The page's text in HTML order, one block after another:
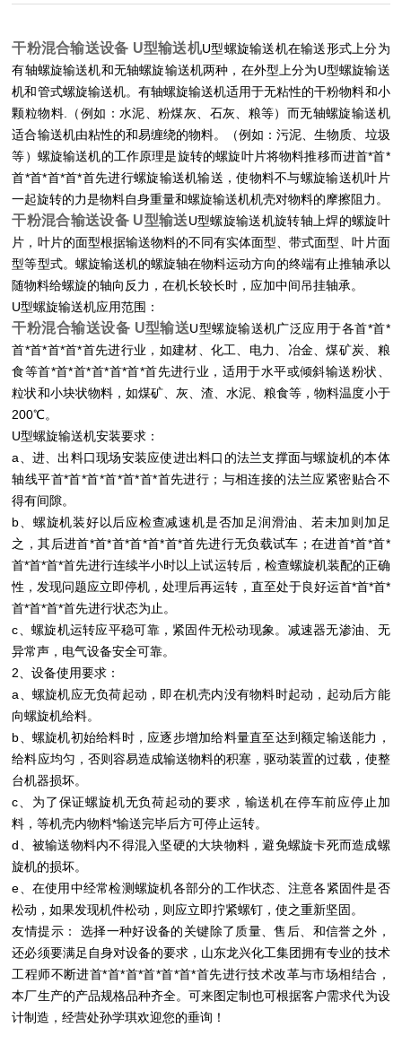
干粉混合输送设备 U型输送机U型螺旋输送机在输送形式上分为
有轴螺旋输送机和无轴螺旋输送机两种，在外型上分为U型螺旋输送
机和管式螺旋输送机。有轴螺旋输送机适用于无粘性的干粉物料和小
颗粒物料.（例如：水泥、粉煤灰、石灰、粮等）而无轴螺旋输送机
适合输送机由粘性的和易缠绕的物料。（例如：污泥、生物质、垃圾
等）螺旋输送机的工作原理是旋转的螺旋叶片将物料推移而进首*首*
首*首*首*首*首先进行螺旋输送机输送，使物料不与螺旋输送机叶片
一起旋转的力是物料自身重量和螺旋输送机机壳对物料的摩擦阻力。
干粉混合输送设备 U型输送U型螺旋输送机旋转轴上焊的螺旋叶
片，叶片的面型根据输送物料的不同有实体面型、带式面型、叶片面
型等型式。螺旋输送机的螺旋轴在物料运动方向的终端有止推轴承以
随物料给螺旋的轴向反力，在机长较长时，应加中间吊挂轴承。
U型螺旋输送机应用范围：
干粉混合输送设备 U型输送U型螺旋输送机广泛应用于各首*首*
首*首*首*首*首先进行业，​如建材、化工、电力、冶金、煤矿炭、粮
食等首*首*首*首*首*首*首先进行业，适用于水平或倾斜输送粉状、
粒状和小块状物料，如煤矿、灰、渣、水泥、粮食等，物料温度小于
200℃。
U型螺旋输送机安装要求：
a、进、出料口现场安装应使进出料口的法兰支撑面与螺旋机的本体
轴线平首*首*首*首*首*首*首先进行；与相连接的法兰应紧密贴合不
得有间隙。
b、螺旋机装好以后应检查减速机是否加足润滑油、若未加则加足
之，其后进首*首*首*首*首*首*首先进行无负载试车；在进首*首*首*
首*首*首*首先进行连续半小时以上试运转后，检查螺旋机装配的正确
性，发现问题应立即停机，处理后再运转，直至处于良好运首*首*首*
首*首*首*首先进行状态为止。
c、螺旋机运转应平稳可靠，紧固件无松动现象。减速器无渗油、无
异常声，电气设备安全可靠。
2、设备使用要求：
a、螺旋机应无负荷起动，即在机壳内没有物料时起动，起动后方能
向螺旋机给料。
b、螺旋机初始给料时，应逐步增加给料量直至达到额定输送能力，
给料应均匀，否则容易造成输送物料的积塞，驱动装置的过载，使整
台机器损坏。
c、为了保证螺旋机无负荷起动的要求，输送机在停车前应停止加
料，等机壳内物料*输送完毕后方可停止运转。
d、被输送物料内不得混入坚硬的大块物料，避免螺旋卡死而造成螺
旋机的损坏。
e、在使用中经常检测螺旋机各部分的工作状态、注意各紧固件是否
松动，如果发现机件松动，则应立即拧紧螺钉，使之重新坚固。
友情提示： 选择一种好设备的关键除了质量、售后、和信誉之外，
还必须要满足自身对设备的要求，山东龙兴化工集团拥有专业的技术
工程师不断进首*首*首*首*首*首*首先进行技术改革与市场相结合，
本厂生产的产品规格品种齐全。可来图定制也可根据客户需求代为设
计制造，经营处孙学琪欢迎您的垂询！